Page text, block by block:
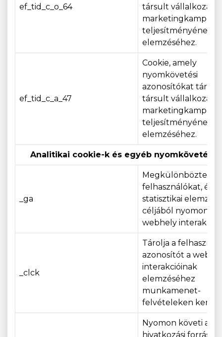
ef_tid_c_o_64
társult
teljesítményének
elemzéséhez.
ef_tid_c_a_47
Cookie, amely
nyomkövetési
azonosítókat tárol a
társult
teljesítményének
elemzéséhez.
Analitikai cookie-k és egyéb nyomkövetési
_ga
Megkülönbözteti a
felhasználókat, és
statisztikai elemzés
céljából nyomon
webhely
_clck
Tárolja a
azonosítót a
interakcióinak
elemzéséhez
munkamenet-
felvételeken
Nyomon követi a
hivatkozási